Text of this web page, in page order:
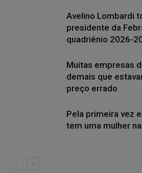
Avelino Lombardi
presidente da
quadriênio 2026-
Muitas empresas
demais que
preço errado
Pela primeira vez
tem uma mulher